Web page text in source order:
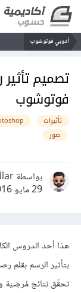
أدوبي فوتوشوب
تصميم
فوتوشوب
تأثيرات
صور
بواسطة zahershullar
29 مايو 2016
هذا أحد الدروس
بتأثير الرسم بقلم
تحقّق نتائج مُرضِيَة